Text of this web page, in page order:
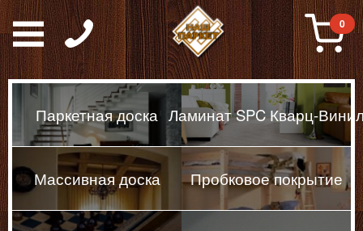
Паркет, Штучный
0
Паркетная доска Ламинат SPC Кварц-
Массивная доска Пробковое покрытие